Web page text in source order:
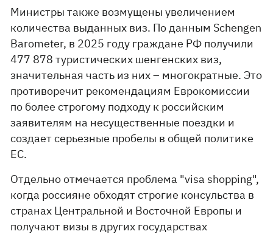
Министры также возмущены увеличением
количества выданных виз. По данным Schengen
Barometer, в 2025 году граждане РФ получили
477 878 ​​туристических шенгенских виз,
значительная часть из них – многократные. Это
противоречит рекомендациям Еврокомиссии
по более строгому подходу к российским
заявителям на несущественные поездки и
создает серьезные пробелы в общей политике
ЕС.
Отдельно отмечается проблема "visa shopping",
когда россияне обходят строгие консульства в
странах Центральной и Восточной Европы и
получают визы в других государствах